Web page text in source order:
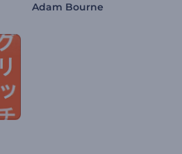
Adam Bourne